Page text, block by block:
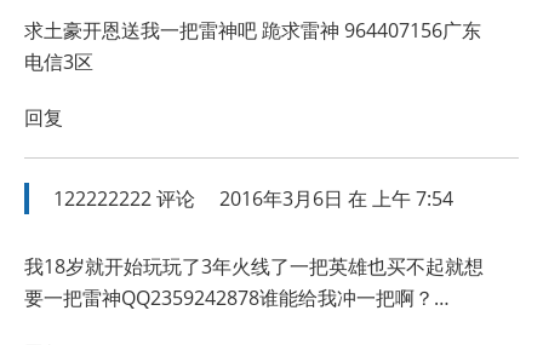
求土豪开恩送我一把雷神吧 跪求雷神 964407156广东
电信3区
回复
122222222评论 2016年3月6日 在 上午 7:54
我18岁就开始玩玩了3年火线了一把英雄也买不起就想
要一把雷神QQ2359242878谁能给我冲一把啊？…